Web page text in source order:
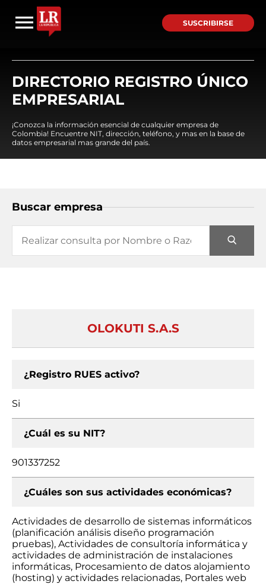
SUSCRIBIRSE
DIRECTORIO REGISTRO ÚNICO
EMPRESARIAL
¡Conozca la información esencial de cualquier empresa de
Colombia! Encuentre NIT, dirección, teléfono, y mas en la base de
datos empresarial mas grande del país.
Buscar empresa
OLOKUTI S.A.S
¿Registro RUES activo?
Si
¿Cuál es su NIT?
901337252
¿Cuáles son sus actividades económicas?
Actividades de desarrollo de sistemas informáticos
(planificación análisis diseño programación
pruebas), Actividades de consultoría informática y
actividades de administración de instalaciones
informáticas, Procesamiento de datos alojamiento
(hosting) y actividades relacionadas, Portales web